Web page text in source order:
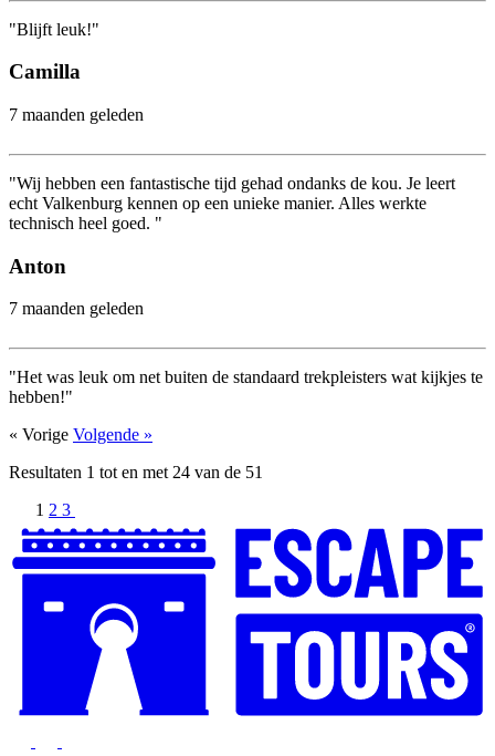
"Blijft leuk!"
Camilla
7 maanden geleden
"Wij hebben een fantastische tijd gehad ondanks de kou. Je leert
echt Valkenburg kennen op een unieke manier. Alles werkte
technisch heel goed. "
Anton
7 maanden geleden
"Het was leuk om net buiten de standaard trekpleisters wat kijkjes te
hebben!"
« Vorige Volgende »
Resultaten 1 tot en met24 van de 51
1 2 3